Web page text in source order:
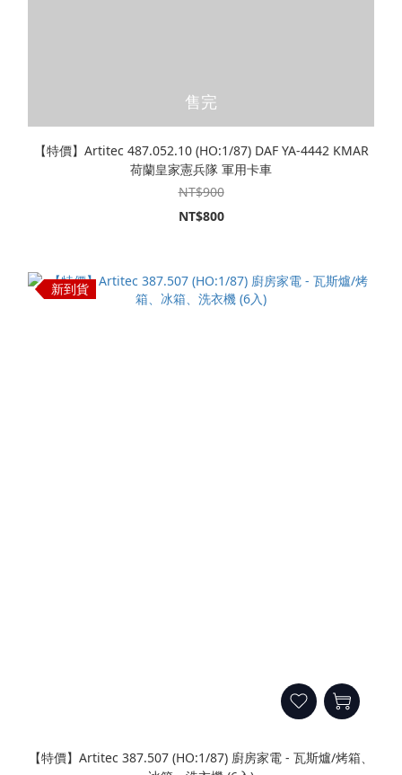
售完
【特價】Artitec 487.052.10 (HO:1/87) DAF YA-4442 KMAR
荷蘭皇家憲兵隊 軍用卡車
NT$900
NT$800
新到貨
【特價】Artitec 387.507 (HO:1/87) 廚房家電 - 瓦斯爐/烤箱、